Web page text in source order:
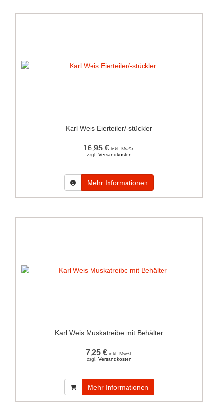
Karl Weis Eierteiler/-stückler
16,95 € inkl. MwSt.
zzgl. Versandkosten
Mehr Informationen
Karl Weis Muskatreibe mit Behälter
7,25 € inkl. MwSt.
zzgl. Versandkosten
Mehr Informationen